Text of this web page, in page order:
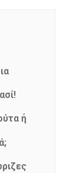
ή